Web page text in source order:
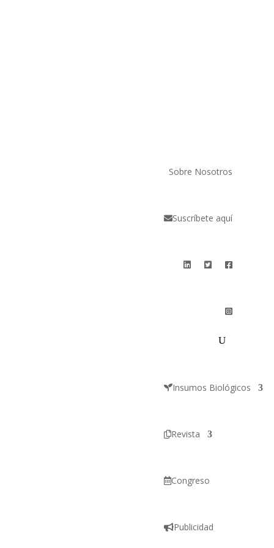
Sobre Nosotros
Suscríbete aquí
Insumos Biológicos
Revista
Congreso
Publicidad